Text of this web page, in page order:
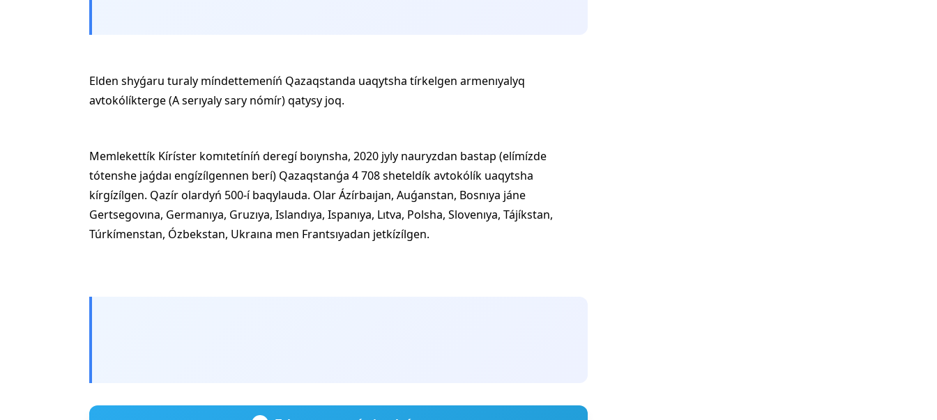
Elden shyǵaru turaly míndettemeníń Qazaqstanda uaqytsha tírkelgen armenıyalyq
avtokólíkterge (A serıyaly sary nómír) qatysy joq.
Memlekettík Kíríster komıtetíníń deregí boıynsha, 2020 jyly nauryzdan bastap (elímízde
tótenshe jaǵdaı engízílgennen berí) Qazaqstanǵa 4 708 sheteldík avtokólík uaqytsha
kírgízílgen. Qazír olardyń 500-í baqylauda. Olar Ázírbaıjan, Auǵanstan, Bosnıya jáne
Gertsegovına, Germanıya, Gruzıya, Islandıya, Ispanıya, Lıtva, Polsha, Slovenıya, Tájíkstan,
Túrkímenstan, Ózbekstan, Ukraına men Frantsıyadan jetkízílgen.